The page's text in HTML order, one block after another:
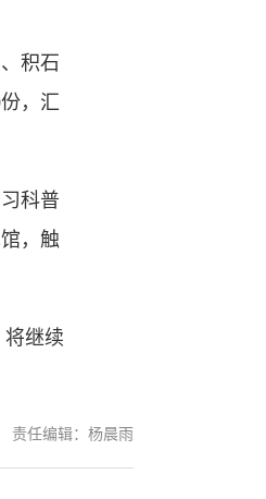
积石
，汇
科普
，触
继续
责任编辑：杨晨雨